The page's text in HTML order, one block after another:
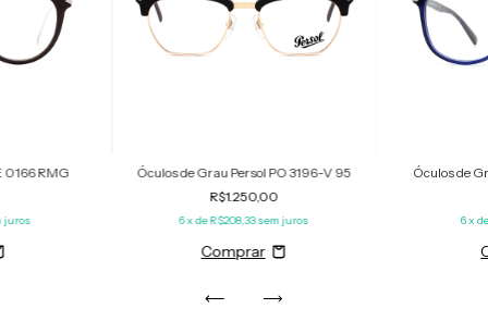
0166 RMG
juros
Óculos de Grau Persol PO 3196-V 95
R$1.250,00
6x deR$208,33sem juros
Óculos de
6x